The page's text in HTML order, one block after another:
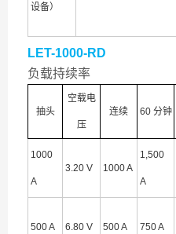
设备）
LET-1000-RD
负载持续率
抽头
空载电
压
连续 60 分钟
1000
A
3.20 V 1000 A
1,500
A
500 A 6.80 V 500 A 750 A